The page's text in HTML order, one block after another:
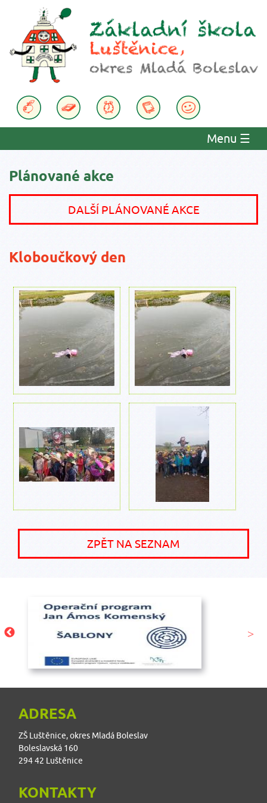
Menu ☰
Plánované akce
DALŠÍ PLÁNOVANÉ AKCE
Kloboučkový den
ZPĚT NA SEZNAM
ADRESA
ZŠ Luštěnice, okres Mladá Boleslav
Boleslavská 160
294 42 Luštěnice
KONTAKTY